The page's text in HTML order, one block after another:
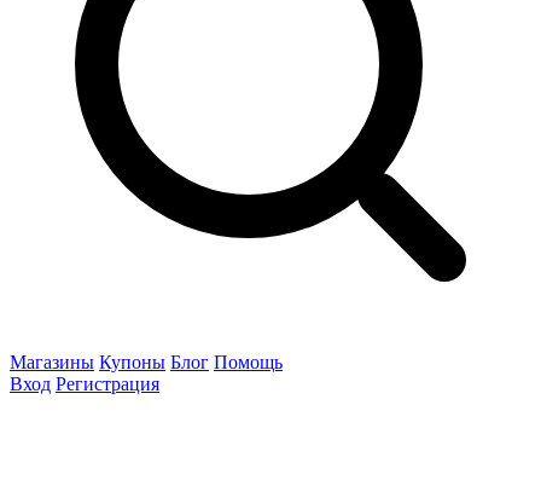
Магазины Купоны Блог Помощь
Вход Регистрация